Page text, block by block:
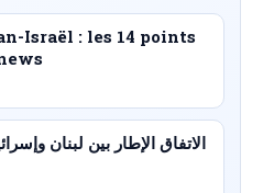
Israël : les 14 points